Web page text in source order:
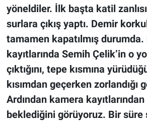
yöneldiler. İlk başta katil
surlara çıkış yaptı. Demir
tamamen kapatılmış
kayıtlarında Semih Çelik’in o
çıktığını, tepe kısmına
kısımdan geçerken zorlandığı
Ardından kamera
beklediğini görüyoruz. Bir süre